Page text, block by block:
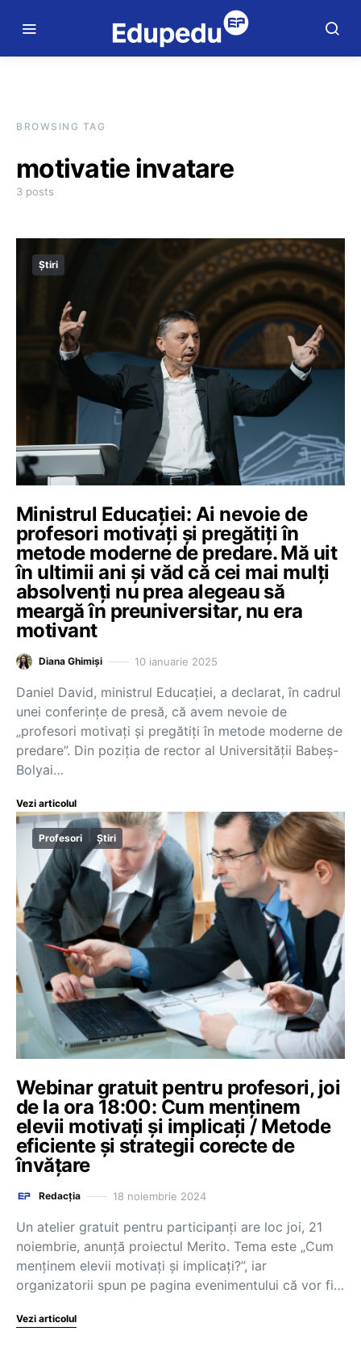
BROWSING TAG
motivatie invatare
3 posts
Știri
Ministrul Educației: Ai nevoie de
profesori motivați și pregătiți în
metode moderne de predare. Mă uit
în ultimii ani și văd că cei mai mulți
absolvenți nu prea alegeau să
meargă în preuniversitar, nu era
motivant
Diana Ghimiși 10 ianuarie 2025
Daniel David, ministrul Educației, a declarat, în cadrul
unei conferințe de presă, că avem nevoie de
„profesori motivați și pregătiți în metode moderne de
predare”. Din poziția de rector al Universității Babeș-
Bolyai…
Vezi articolul
Profesori Știri
Webinar gratuit pentru profesori, joi
de la ora 18:00: Cum menținem
elevii motivați și implicați / Metode
eficiente și strategii corecte de
învățare
Redacția 18 noiembrie 2024
Un atelier gratuit pentru participanți are loc joi, 21
noiembrie, anunță proiectul Merito. Tema este „Cum
menținem elevii motivați și implicați?”, iar
organizatorii spun pe pagina evenimentului că vor fi…
Vezi articolul